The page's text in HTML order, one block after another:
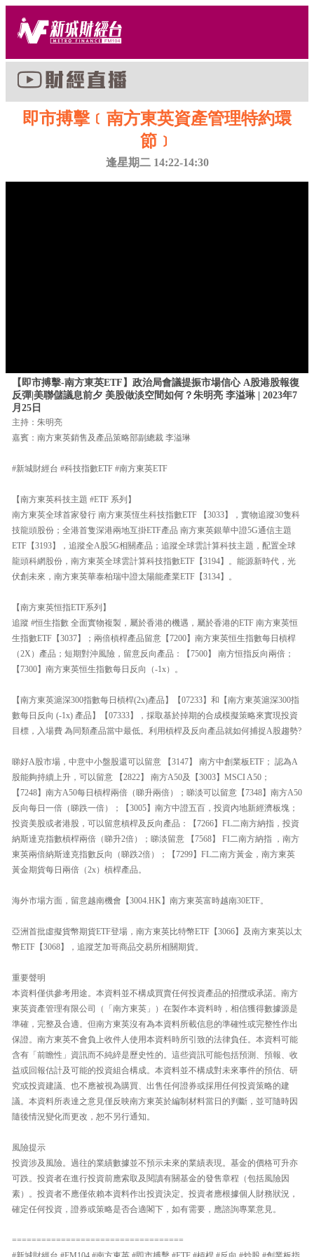
即市搏擊﹝南方東英資產管理特約環
節﹞
逢星期二 14:22-14:30
【即市搏擊-南方東英ETF】政治局會議提振市場信心 A股港股報復
反彈|美聯儲議息前夕 美股做淡空間如何？朱明亮 李溢琳 | 2023年7
月25日
主持：朱明亮
嘉賓：南方東英銷售及產品策略部副總裁 李溢琳
#新城財經台 #科技指數ETF #南方東英ETF
【南方東英科技主題 #ETF 系列】
南方東英全球首家發行 南方東英恆生科技指數ETF 【3033】，實物追蹤30隻科
技龍頭股份；全港首隻深港兩地互掛ETF產品 南方東英銀華中證5G通信主題
ETF【3193】，追蹤全A股5G相關產品；追蹤全球雲計算科技主題，配置全球
龍頭科網股份，南方東英全球雲計算科技指數ETF【3194】。能源新時代，光
伏創未來，南方東英華泰柏瑞中證太陽能產業ETF【3134】。
【南方東英恒指ETF系列】
追蹤 #恒生指數 全面實物複製，屬於香港的機遇，屬於香港的ETF 南方東英恒
生指數ETF【3037】；兩倍槓桿產品留意【7200】南方東英恒生指數每日槓桿
（2X）產品；短期對沖風險，留意反向產品：【7500】 南方恒指反向兩倍；
【7300】南方東英恒生指數每日反向（-1x）。
【南方東英滬深300指數每日槓桿(2x)產品】【07233】和【南方東英滬深300指
數每日反向 (-1x) 產品】【07333】，採取基於掉期的合成模擬策略來實現投資
目標，入場費 為同類產品當中最低。利用槓桿及反向產品就如何捕捉A股趨勢?
睇好A股市場，中意中小盤股還可以留意 【3147】 南方中創業板ETF； 認為A
股能夠持續上升，可以留意 【2822】 南方A50及【3003】MSCI A50；
【7248】南方A50每日槓桿兩倍（睇升兩倍）；睇淡可以留意【7348】南方A50
反向每日一倍（睇跌一倍）；【3005】南方中證五百，投資內地新經濟板塊；
投資美股或者港股，可以留意槓桿及反向產品：【7266】FL二南方納指，投資
納斯達克指數槓桿兩倍（睇升2倍）；睇淡留意 【7568】 FI二南方納指 ，南方
東英兩倍納斯達克指數反向（睇跌2倍）；【7299】FL二南方黃金，南方東英
黃金期貨每日兩倍（2x）槓桿產品。
海外市場方面，留意越南機會【3004.HK】南方東英富時越南30ETF。
亞洲首批虛擬貨幣期貨ETF登場，南方東英比特幣ETF【3066】及南方東英以太
幣ETF【3068】，追蹤芝加哥商品交易所相關期貨。
重要聲明
本資料僅供參考用途。本資料並不構成買賣任何投資產品的招攬或承諾。南方
東英資產管理有限公司（「南方東英」）在製作本資料時，相信獲得數據源是
準確，完整及合適。但南方東英沒有為本資料所載信息的準確性或完整性作出
保證。南方東英不會負上收件人使用本資料時所引致的法律負任。本資料可能
含有「前瞻性」資訊而不純綷是歷史性的。這些資訊可能包括預測、預報、收
益或回報估計及可能的投資組合構成。本資料並不構成對未來事件的預估、研
究或投資建議、也不應被視為購買、出售任何證券或採用任何投資策略的建
議。本資料所表達之意見僅反映南方東英於編制材料當日的判斷，並可隨時因
隨後情況變化而更改，恕不另行通知。
風險提示
投資涉及風險。過往的業績數據並不預示未來的業績表現。基金的價格可升亦
可跌。投資者在進行投資前應索取及閱讀有關基金的發售章程（包括風險因
素）。投資者不應僅依賴本資料作出投資決定。投資者應根據個人財務狀況，
確定任何投資，證券或策略是否合適閣下，如有需要，應諮詢專業意見。
===================================